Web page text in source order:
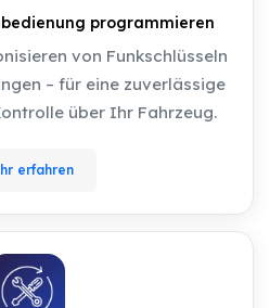
programmieren
von Funkschlüsseln
– für eine zuverlässige
über Ihr Fahrzeug.
erfahren